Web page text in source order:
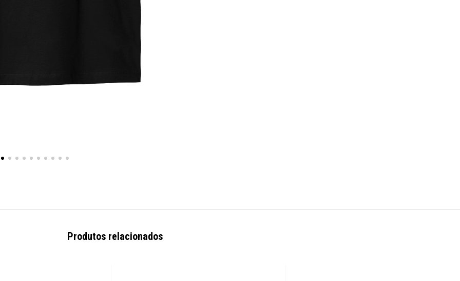
Produtos relacionados